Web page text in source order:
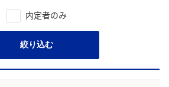
内定者のみ
絞り込む